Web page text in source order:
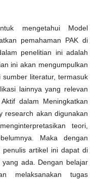
mengetahui Model
pemahaman PAK di
penelitian ini adalah
ini akan mengumpulkan
literatur, termasuk
lainnya yang relevan
dalam Meningkatkan
research akan digunakan
teori,
Maka dengan
artikel ini dapat di
ada. Dengan belajar
melaksanakan tugas